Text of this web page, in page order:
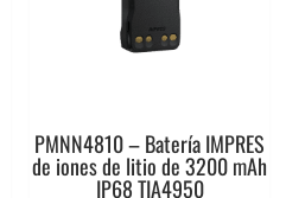
PMNN4810 – Batería IMPRES
de iones de litio de 3200 mAh
IP68 TIA4950